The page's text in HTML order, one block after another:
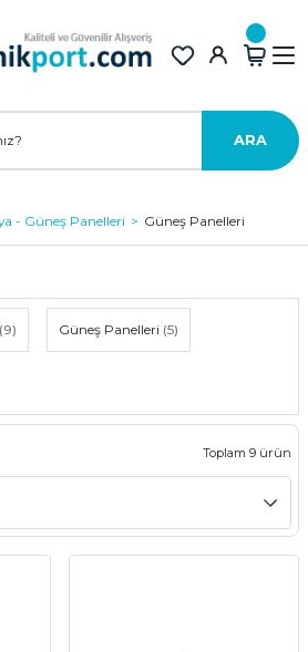
ARA
- Güneş Panelleri Güneş Panelleri
(9) Güneş Panelleri (5)
Toplam 9 ürün